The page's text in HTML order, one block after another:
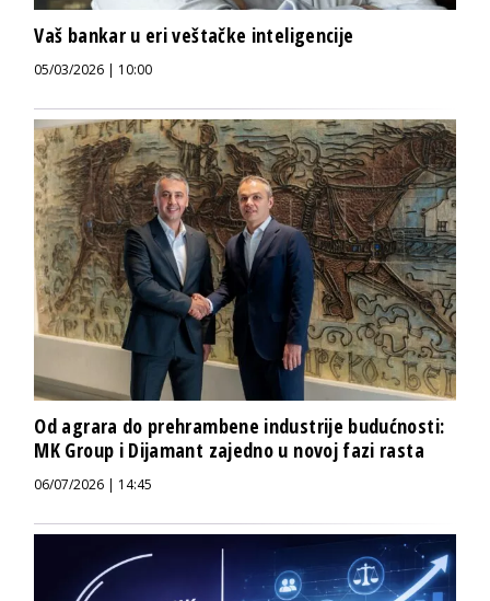
Vaš bankar u eri veštačke inteligencije
05/03/2026 | 10:00
Od agrara do prehrambene industrije budućnosti:
MK Group i Dijamant zajedno u novoj fazi rasta
06/07/2026 | 14:45